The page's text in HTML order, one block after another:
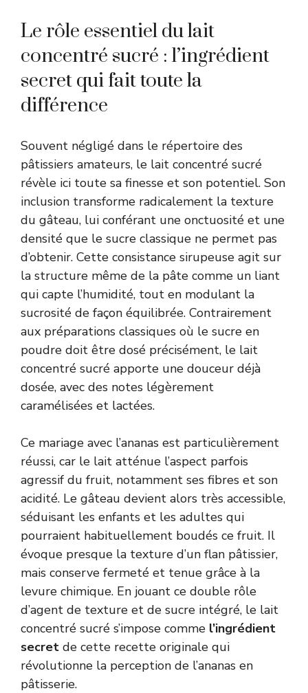
Le rôle essentiel du lait
concentré sucré : l’ingrédient
secret qui fait toute la
différence
Souvent négligé dans le répertoire des
pâtissiers amateurs, le lait concentré sucré
révèle ici toute sa finesse et son potentiel. Son
inclusion transforme radicalement la texture
du gâteau, lui conférant une onctuosité et une
densité que le sucre classique ne permet pas
d’obtenir. Cette consistance sirupeuse agit sur
la structure même de la pâte comme un liant
qui capte l’humidité, tout en modulant la
sucrosité de façon équilibrée. Contrairement
aux préparations classiques où le sucre en
poudre doit être dosé précisément, le lait
concentré sucré apporte une douceur déjà
dosée, avec des notes légèrement
caramélisées et lactées.
Ce mariage avec l’ananas est particulièrement
réussi, car le lait atténue l’aspect parfois
agressif du fruit, notamment ses fibres et son
acidité. Le gâteau devient alors très accessible,
séduisant les enfants et les adultes qui
pourraient habituellement boudés ce fruit. Il
évoque presque la texture d’un flan pâtissier,
mais conserve fermeté et tenue grâce à la
levure chimique. En jouant ce double rôle
d’agent de texture et de sucre intégré, le lait
concentré sucré s’impose comme l’ingrédient
secret de cette recette originale qui
révolutionne la perception de l’ananas en
pâtisserie.